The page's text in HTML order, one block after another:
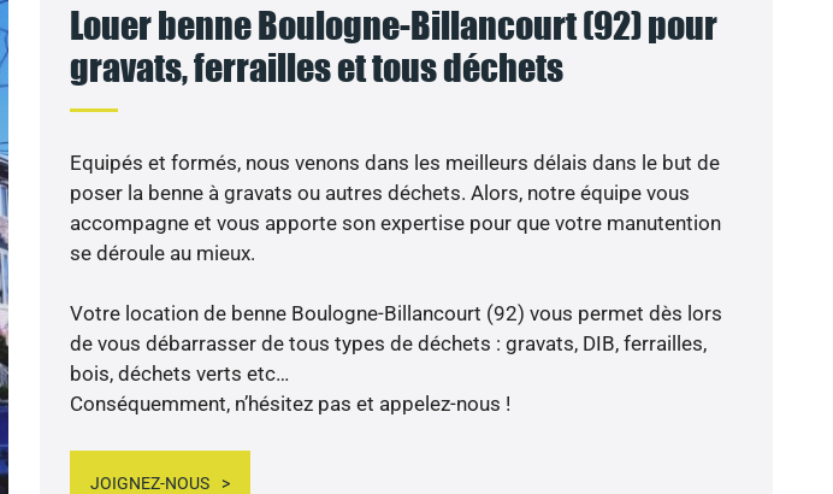
Louer benne Boulogne-Billancourt (92) pour
gravats, ferrailles et tous déchets
Equipés et formés, nous venons dans les meilleurs délais dans le but de
poser la benne à gravats ou autres déchets. Alors, notre équipe vous
accompagne et vous apporte son expertise pour que votre manutention
se déroule au mieux.
Votre location de benne Boulogne-Billancourt (92) vous permet dès lors
de vous débarrasser de tous types de déchets : gravats, DIB, ferrailles,
bois, déchets verts etc…
Conséquemment, n’hésitez pas et appelez-nous !
JOIGNEZ-NOUS